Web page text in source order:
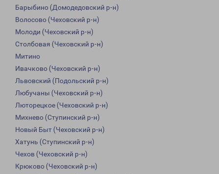
Барыбино (Домодедовский р-н)
Волосово (Чеховский р-н)
Молоди (Чеховский р-н)
Столбовая (Чеховский р-н)
Митино
Ивачково (Чеховский р-н)
Львовский (Подольский р-н)
Любучаны (Чеховский р-н)
Люторецкое (Чеховский р-н)
Михнево (Ступинский р-н)
Новый Быт (Чеховский р-н)
Хатунь (Ступинский р-н)
Чехов (Чеховский р-н)
Крюково (Чеховский р-н)